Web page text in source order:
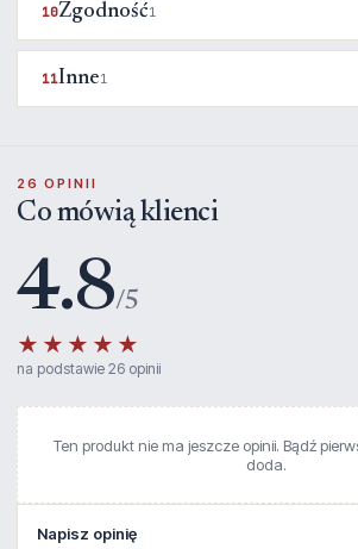
10Zgodność1
11Inne1
26 OPINII
Co mówią klienci
4.8/5
★★★★★
na podstawie 26 opinii
Ten produkt nie ma jeszcze opinii. Bądź
doda.
Napisz opinię